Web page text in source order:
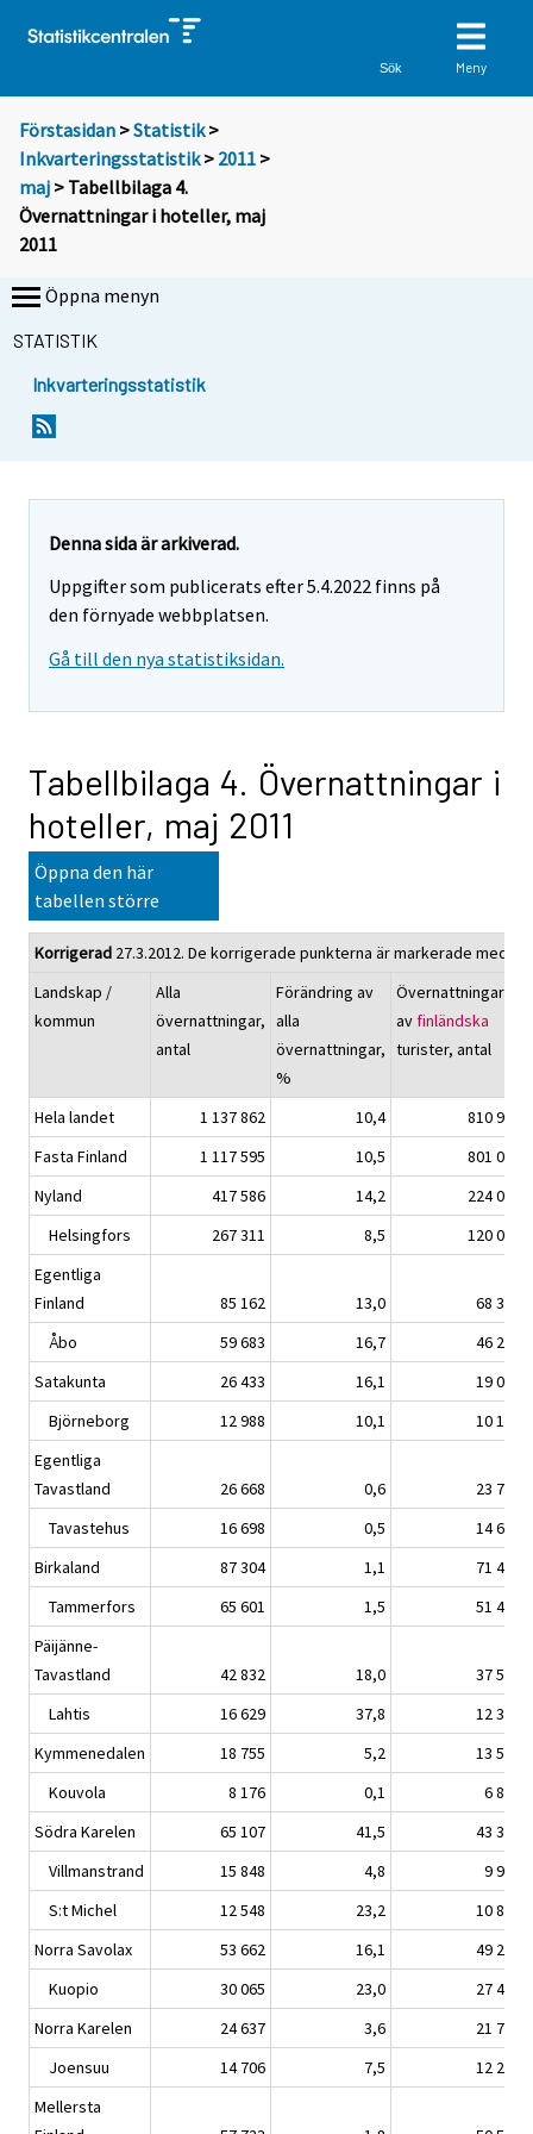
Sök Meny
Förstasidan >Statistik >
Inkvarteringsstatistik> 2011 >
maj > Tabellbilaga 4.
Övernattningar i hoteller, maj
2011
Öppna menyn
STATISTIK
Inkvarteringsstatistik
Denna sida är arkiverad.
Uppgifter som publicerats efter 5.4.2022 finns på
den förnyade webbplatsen.
Gå till den nya statistiksidan.
Tabellbilaga 4. Övernattningar i
hoteller, maj 2011
Öppna den här
tabellen större
Korrigerad 27.3.2012. De korrigerade punkterna är markerade med
Landskap /
kommun
Alla
övernattningar,
antal
Förändring av
alla
övernattningar,
%
Övernattningarna
av finländska
turister, antal
Hela landet
1 137 862 10,4
810 931
Fasta Finland
1 117 595 10,5
801 046
Nyland
417 586 14,2
224 007
Helsingfors
267 311 8,5
120 056
Egentliga
Finland
85 162 13,0
68 392
Åbo
59 683 16,7
46 225
Satakunta
26 433 16,1
19 078
Björneborg
12 988 10,1
10 133
Egentliga
Tavastland
26 668 0,6
23 703
Tavastehus
16 698 0,5
14 652
Birkaland
87 304 1,1
71 439
Tammerfors
65 601 1,5
51 444
Päijänne-
Tavastland
42 832 18,0
37 579
Lahtis
16 629 37,8
12 366
Kymmenedalen
18 755 5,2
13 557
Kouvola
8 176 0,1
6 828
Södra Karelen
65 107 41,5
43 306
Villmanstrand
15 848 4,8
9 930
S:t Michel
12 548 23,2
10 823
Norra Savolax
53 662 16,1
49 265
Kuopio
30 065 23,0
27 456
Norra Karelen
24 637 3,6
21 707
Joensuu
14 706 7,5
12 212
Mellersta